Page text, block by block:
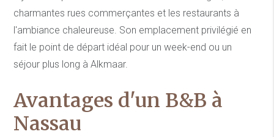
charmantes rues commerçantes et les restaurants à
l'ambiance chaleureuse. Son emplacement privilégié en
fait le point de départ idéal pour un week-end ou un
séjour plus long à Alkmaar.
Avantages d'un B&B à
Nassau